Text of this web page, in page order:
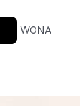
WONA